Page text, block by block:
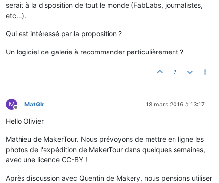
serait à la disposition de tout le monde (FabLabs, journalistes,
etc…).
Qui est intéressé par la proposition ?
Un logiciel de galerie à recommander particulièrement ?
2
M
Hors-ligne
MatGlr 18 mars 2016 à 13:17
Hello Olivier,
Mathieu de MakerTour. Nous prévoyons de mettre en ligne les
photos de l'expédition de MakerTour dans quelques semaines,
avec une licence CC-BY !
Après discussion avec Quentin de Makery, nous pensions utiliser